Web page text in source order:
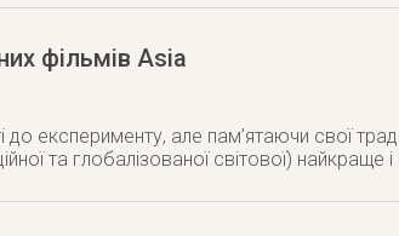
фільмів Asia
до експерименту, але пам’ятаючи свої
та глобалізованої світової) найкраще